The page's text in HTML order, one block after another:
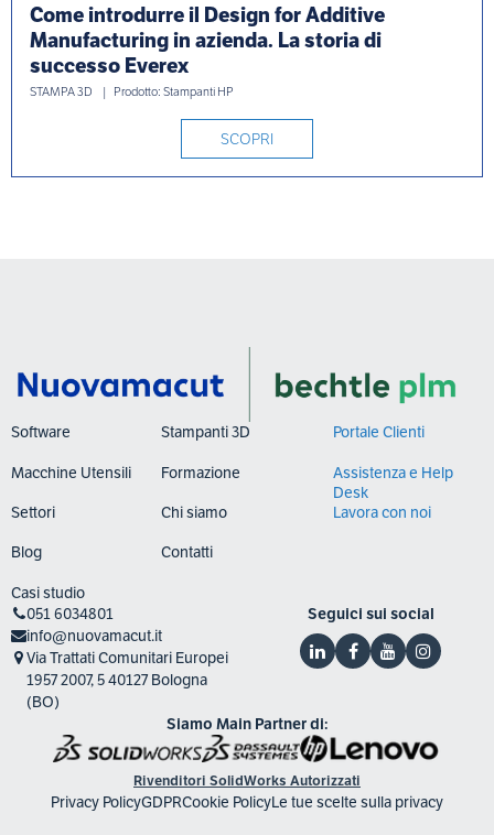
Come introdurre il Design for Additive
Manufacturing in azienda. La storia di
successo Everex
STAMPA 3D Prodotto: Stampanti HP
SCOPRI
Siamo Main Partner di:
Rivenditori SolidWorks Autorizzati
051 6034801
info@nuovamacut.it
Via Trattati Comunitari Europei
1957 2007, 5 40127 Bologna
(BO)
Seguici sui social
Software Stampanti 3D
Macchine Utensili Formazione
Settori Chi siamo
Blog Contatti
Casi studio
Portale Clienti
Assistenza e Help
Desk
Lavora con noi
Privacy PolicyGDPRCookie PolicyLe tue scelte sulla privacy